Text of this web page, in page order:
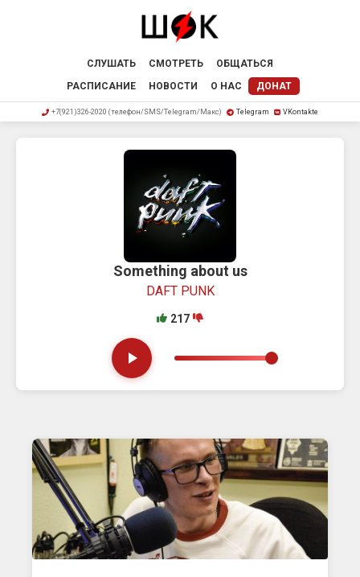
СЛУШАТЬ СМОТРЕТЬ
ОБЩАТЬСЯ
РАСПИСАНИЕ
НОВОСТИ О НАС ДОНАТ
+7(921)326-2020 (телефон/SMS/Telegram/Макс) Telegram VKontakte
Something about us
DAFT PUNK
217